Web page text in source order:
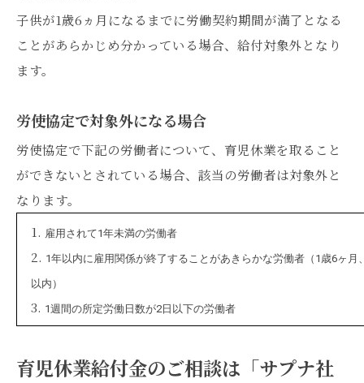
子供が1歳6ヵ月になるまでに労働契約期間が満了となる
ことがあらかじめ分かっている場合、給付対象外となり
ます。
労使協定で対象外になる場合
労使協定で下記の労働者について、育児休業を取ること
ができないとされている場合、該当の労働者は対象外と
なります。
雇用されて1年未満の労働者
1年以内に雇用関係が終了することがあきらかな労働者（1歳6ヶ
以内）
1週間の所定労働日数が2日以下の労働者
育児休業給付金のご相談は「サプナ社